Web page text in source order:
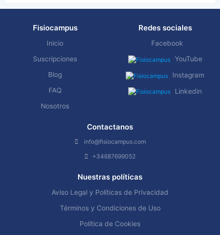
Fisiocampus
Inicio
Suscripciones
Blog
FAQ
Nosotros
Redes sociales
Facebook
YouTube
Instagram
Linkedin
Contactanos
info@fisiocampus.com
+34687699052
Nuestras políticas
Aviso Legal y Políticas de Privacidad
Términos y Condiciones de Uso
Política de Cookies